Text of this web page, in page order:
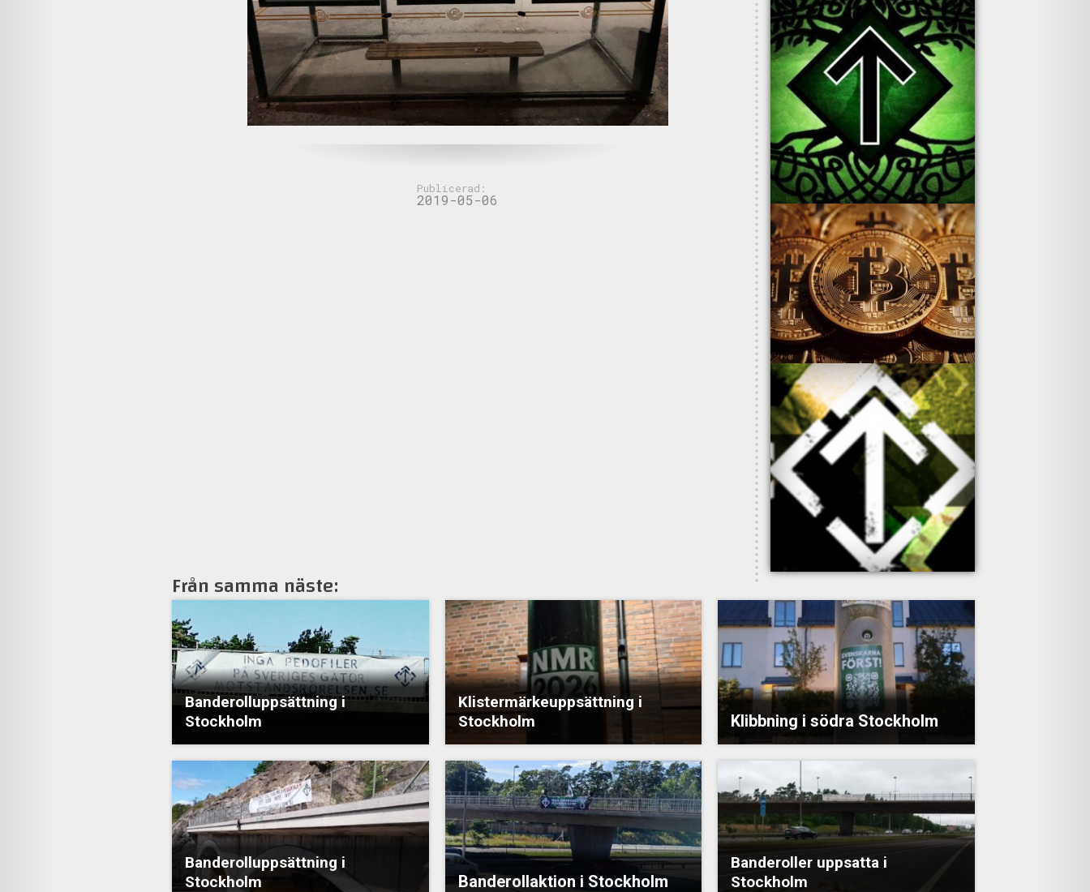
Publicerad:
2019-05-06
Från samma näste:
Banderolluppsättning i
Stockholm
Klistermärkeuppsättning i
Stockholm
Klibbning i södra Stockholm
Banderolluppsättning i
Stockholm
Banderollaktion i Stockholm
Banderoller uppsatta i
Stockholm